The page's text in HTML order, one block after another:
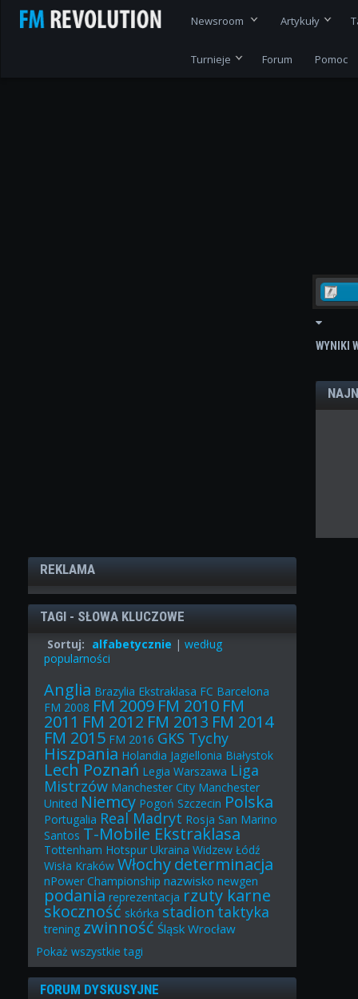
Newsroom Artykuły
Turnieje Forum Pomoc
WYNIKI
REKLAMA
TAGI - SŁOWA KLUCZOWE
Sortuj: alfabetycznie | według
popularności
Anglia Brazylia Ekstraklasa FC Barcelona
FM 2008 FM 2009 FM 2010 FM
2011 FM 2012 FM 2013 FM 2014
FM 2015 FM 2016 GKS Tychy
Hiszpania Holandia Jagiellonia Białystok
Lech Poznań Legia Warszawa Liga
Mistrzów Manchester City Manchester
United Niemcy Pogoń Szczecin Polska
Portugalia Real Madryt Rosja San Marino
Santos T-Mobile Ekstraklasa
Tottenham Hotspur Ukraina Widzew Łódź
Wisła Kraków Włochy determinacja
nPower Championship nazwisko newgen
podania reprezentacja rzuty karne
skoczność skórka stadiontaktyka
trening zwinność Śląsk Wrocław
Pokaż wszystkie tagi
FORUM DYSKUSYJNE